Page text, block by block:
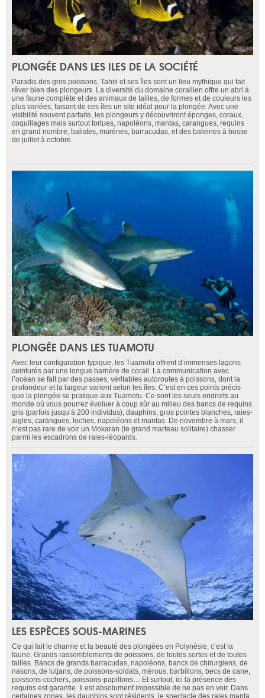
PLONGÉE DANS LES ILES DE LA SOCIÉTÉ
Paradis des gros poissons, Tahiti et ses îles sont un lieu mythique qui fait
rêver bien des plongeurs. La diversité du domaine corallien offre un abri à
une faune complète et des animaux de tailles, de formes et de couleurs les
plus variées, faisant de ces îles un site idéal pour la plongée. Avec une
visibilité souvent parfaite, les plongeurs y découvriront éponges, coraux,
coquillages mais surtout tortues, napoléons, mantas, carangues, requins
en grand nombre, balistes, murènes, barracudas, et des baleines à bosse
de juillet à octobre.
PLONGÉE DANS LES TUAMOTU
Avec leur configuration typique, les Tuamotu offrent d’immenses lagons
ceinturés par une longue barrière de corail. La communication avec
l’océan se fait par des passes, véritables autoroutes à poissons, dont la
profondeur et la largeur varient selon les îles. C’est en ces points précis
que la plongée se pratique aux Tuamotu. Ce sont les seuls endroits au
monde où vous pourrez évoluer à coup sûr au milieu des bancs de requins
gris (parfois jusqu’à 200 individus), dauphins, gros pointes blanches, raies-
aigles, carangues, loches, napoléons et mantas. De novembre à mars, il
n’est pas rare de voir un Mokaran (le grand marteau solitaire) chasser
parmi les escadrons de raies-léopards.
LES ESPÈCES SOUS-MARINES
Ce qui fait le charme et la beauté des plongées en Polynésie, c’est la
faune. Grands rassemblements de poissons, de toutes sortes et de toutes
tailles. Bancs de grands barracudas, napoléons, bancs de chirurgiens, de
nasons, de lutjans, de poissons-soldats, mérous, barbillons, becs de cane,
poissons-cochers, poissons-papillons… Et surtout, ici la présence des
requins est garantie. Il est absolument impossible de ne pas en voir. Dans